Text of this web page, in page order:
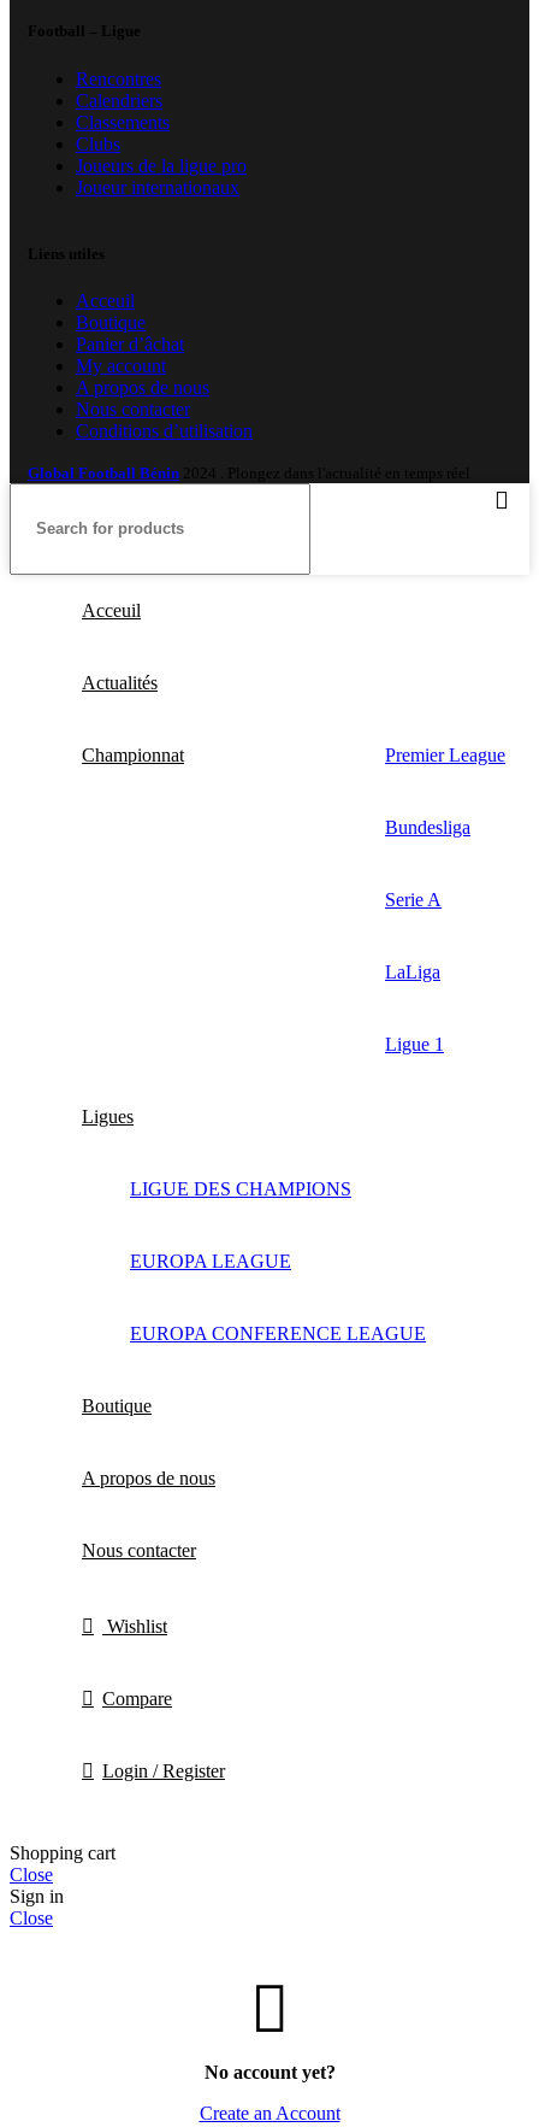
Football – Ligue
Rencontres
Calendriers
Classements
Clubs
Joueurs de la ligue pro
Joueur internationaux
Liens utiles
Acceuil
Boutique
Panier d’âchat
My account
A propos de nous
Nous contacter
Conditions d’utilisation
Global Football Bénin 2024 . Plongez dans l'actualité en temps réel
Acceuil
Actualités
Championnat Premier League
Bundesliga
Serie A
LaLiga
Ligue 1
Ligues
LIGUE DES CHAMPIONS
EUROPA LEAGUE
EUROPA CONFERENCE LEAGUE
Boutique
A propos de nous
Nous contacter
Wishlist
Compare
Login / Register
Shopping cart
Close
Sign in
Close
No account yet?
Create an Account